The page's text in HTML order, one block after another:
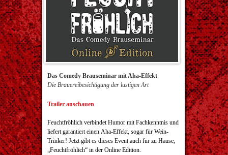
Das Comedy Brauseminar mit Aha-Effekt
Die Brauereibesichtigung der lustigen Art
Trailer anschauen
Feuchtfröhlich verbindetHumor mitFachkenntnis und
liefert garantiert einen Aha-Effekt, sogar für Wein-
Trinker! Jetzt gibt es dieses Event auch für zu Hause,
„Feuchtfröhlich“ in der Online Edition.